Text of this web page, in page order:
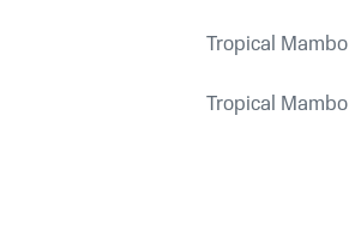
Tropical Mambo
Tropical Mambo